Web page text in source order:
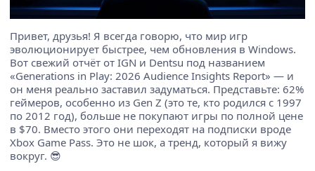
Привет, друзья! Я всегда говорю, что мир игр
эволюционирует быстрее, чем обновления в Windows.
Вот свежий отчёт от IGN и Dentsu под названием
«Generations in Play: 2026 Audience Insights Report» — и
он меня реально заставил задуматься. Представьте: 62%
геймеров, особенно из Gen Z (это те, кто родился с 1997
по 2012 год), больше не покупают игры по полной цене
в $70. Вместо этого они переходят на подписки вроде
Xbox Game Pass. Это не шок, а тренд, который я вижу
вокруг. 😎